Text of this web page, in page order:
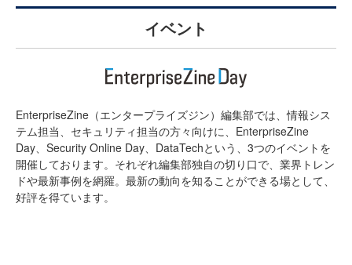
イベント
EnterpriseZine（エンタープライズジン）編集部では、情報シス
テム担当、セキュリティ担当の方々向けに、EnterpriseZine
Day、Security Online Day、DataTechという、3つのイベントを
開催しております。それぞれ編集部独自の切り口で、業界トレン
ドや最新事例を網羅。最新の動向を知ることができる場として、
好評を得ています。